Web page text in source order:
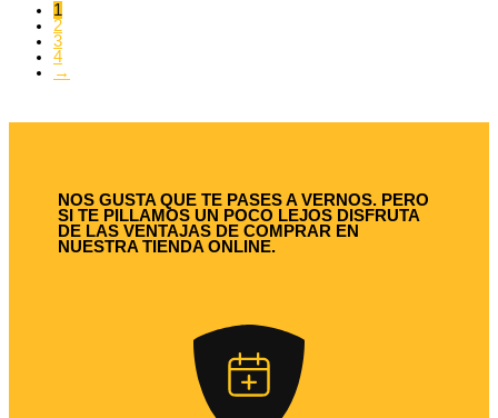
1
2
3
4
→
NOS GUSTA QUE TE PASES A VERNOS. PERO
SI TE PILLAMOS UN POCO LEJOS DISFRUTA
DE LAS VENTAJAS DE COMPRAR EN
NUESTRA TIENDA ONLINE.